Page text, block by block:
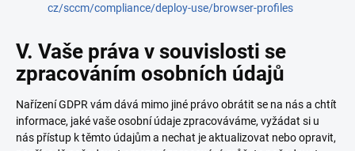
cz/sccm/compliance/deploy-use/browser-profiles
V. Vaše práva v souvislosti se
zpracováním osobních údajů
Nařízení GDPR vám dává mimo jiné právo obrátit se na nás a chtít
informace, jaké vaše osobní údaje zpracováváme, vyžádat si u
nás přístup k těmto údajům a nechat je aktualizovat nebo opravit,